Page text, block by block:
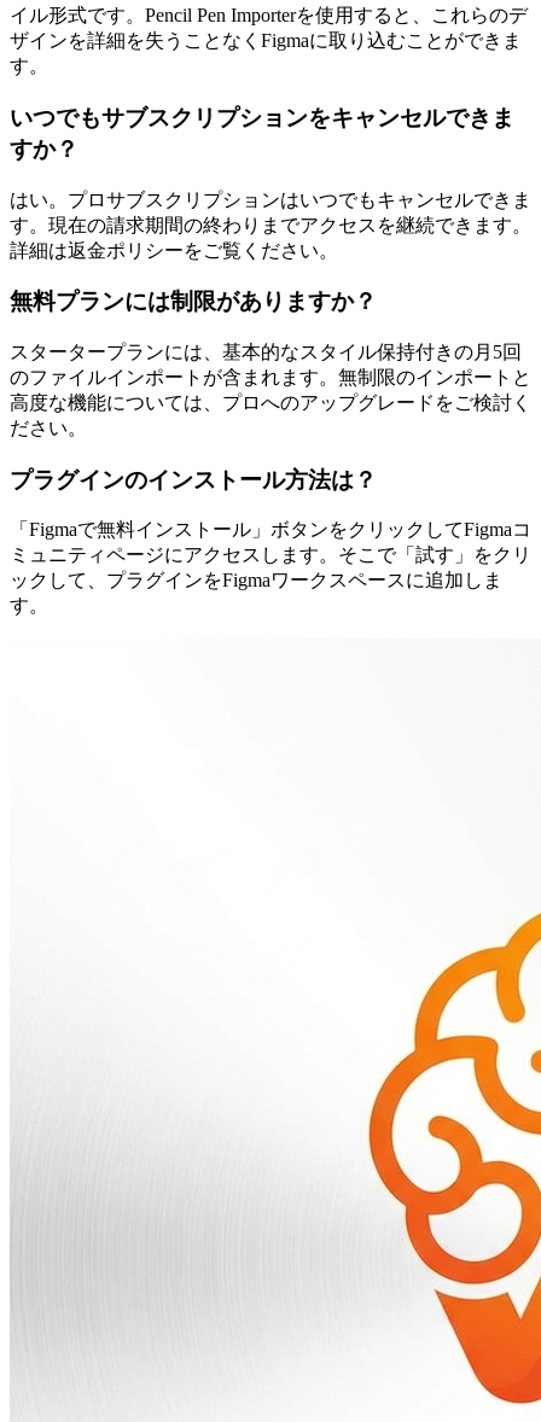
イル形式です。Pencil Pen Importerを使用すると、これらのデ
ザインを詳細を失うことなくFigmaに取り込むことができま
す。
いつでもサブスクリプションをキャンセルできま
すか？
はい。プロサブスクリプションはいつでもキャンセルできま
す。現在の請求期間の終わりまでアクセスを継続できます。
詳細は返金ポリシーをご覧ください。
無料プランには制限がありますか？
スタータープランには、基本的なスタイル保持付きの月5回
のファイルインポートが含まれます。無制限のインポートと
高度な機能については、プロへのアップグレードをご検討く
ださい。
プラグインのインストール方法は？
「Figmaで無料インストール」ボタンをクリックしてFigmaコ
ミュニティページにアクセスします。そこで「試す」をクリ
ックして、プラグインをFigmaワークスペースに追加しま
す。